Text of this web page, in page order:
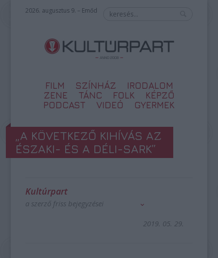
2026. augusztus 9. – Emőd
FILM SZÍNHÁZ
IRODALOM
ZENE
TÁNC FOLK
KÉPZŐ
PODCAST
VIDEÓ GYERMEK
„A KÖVETKEZŐ KIHÍVÁS AZ
ÉSZAKI- ÉS A DÉLI-SARK”
Kultúrpart
a szerző friss bejegyzései
2019. 05. 29.